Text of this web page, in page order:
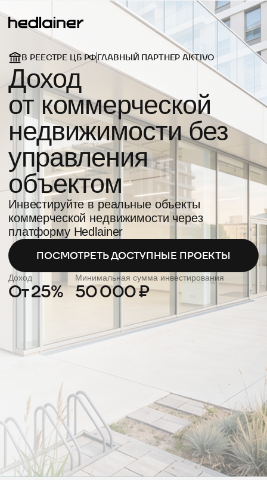
В РЕЕСТРЕ ЦБ РФ
Доход
от коммерческой
недвижимости без
управления
объектом
Инвестируйте в реальные объекты
коммерческой недвижимости через
платформу Hedlainer
ПОСМОТРЕТЬ ДОСТУПНЫЕ ПРОЕКТЫ
От 25%
Минимальная сумма инвестирования
50 000 ₽
Проблема аудитории
Недвижимость
может приносить
доход без
операционного
участия инвестора